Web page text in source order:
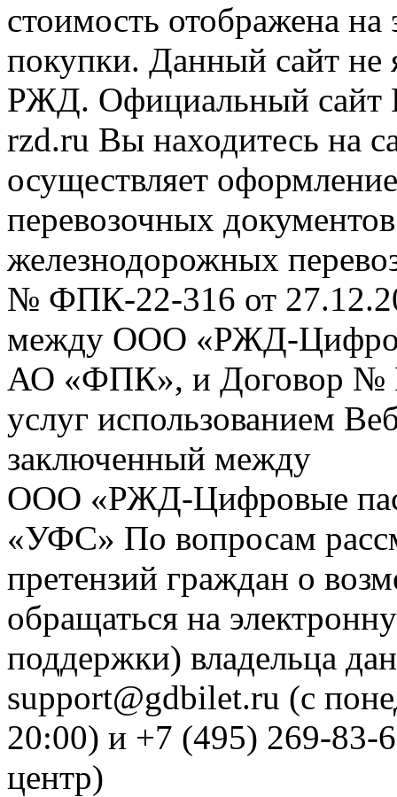
стоимость отображена
покупки. Данный сайт не
РЖД. Официальный сайт
rzd.ru Вы находитесь на
осуществляет
перевозочных
железнодорожных
№ ФПК-22-316 от
между ООО «РЖД-
АО «ФПК», и Договор №
услуг использованием
заключенный между
ООО «РЖД-Цифровые
«УФС» По вопросам
претензий граждан о
обращаться на
поддержки) владельца
support@gdbilet.ru (с
20:00) и +7 (495) 269-83-
центр)